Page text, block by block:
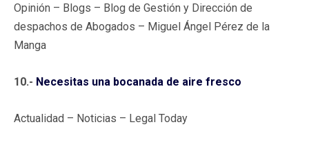
Opinión – Blogs – Blog de Gestión y Dirección de
despachos de Abogados – Miguel Ángel Pérez de la
Manga
10.- Necesitas una bocanada de aire fresco
Actualidad – Noticias – Legal Today